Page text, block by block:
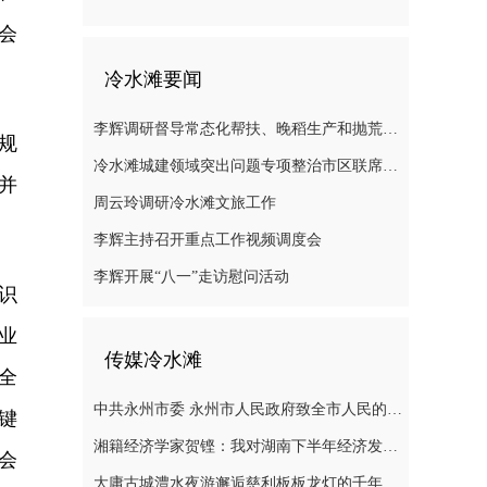
冷水滩要闻
李辉调研督导常态化帮扶、晚稻生产和抛荒治理等工作
冷水滩城建领域突出问题专项整治市区联席会议召开
周云玲调研冷水滩文旅工作
李辉主持召开重点工作视频调度会
李辉开展“八一”走访慰问活动
传媒冷水滩
中共永州市委 永州市人民政府致全市人民的感谢信
湘籍经济学家贺铿：我对湖南下半年经济发展有信心